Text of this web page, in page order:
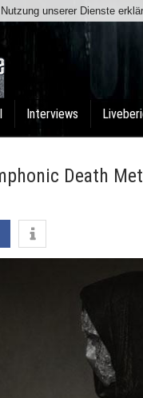
Interviews
Death
unserer Dienste